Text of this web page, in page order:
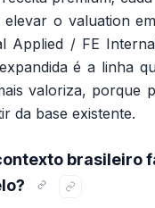
elevar o valuation
Applied / FE
é a linha
valoriza, porque
da base existente.
brasileiro